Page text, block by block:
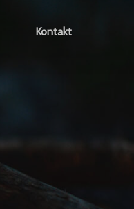
Kontakt